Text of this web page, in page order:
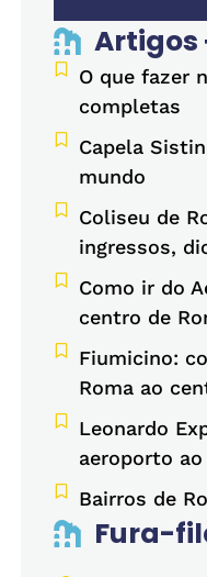
Artigos
O que fazer
completas
Capela
mundo
Coliseu de
ingressos,
Como ir do
centro de
Fiumicino:
Roma ao
Leonardo
aeroporto
Bairros de
Fura-